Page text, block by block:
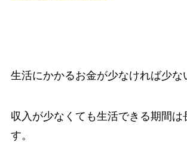
生活にかかるお金が少なければ少な
収入が少なくても生活できる期間は
す。